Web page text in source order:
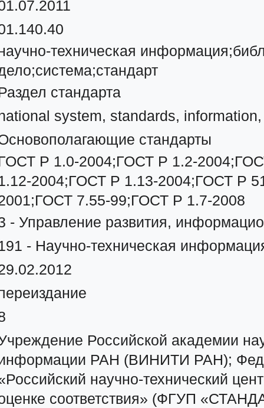
техническая
стандарта
system, standards,
стандарты
Р 1.0-2004;ГОСТ Р 1.2-
2004;ГОСТ Р 1.13-2004;ГОСТ Р
7.55-99;ГОСТ Р 1.7-2008
- Управление развития,
- Научно-техническая
Российской академии
РАН (ВИНИТИ РАН);
научно-технический
соответствия» (ФГУП